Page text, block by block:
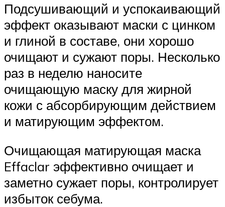
Подсушивающий и успокаивающий
эффект оказывают маски с цинком
и глиной в составе, они хорошо
очищают и сужают поры. Несколько
раз в неделю наносите
очищающую маску для жирной
кожи с абсорбирующим действием
и матирующим эффектом.
Очищающая матирующая маска
Effaclar эффективно очищает и
заметно сужает поры, контролирует
избыток себума.